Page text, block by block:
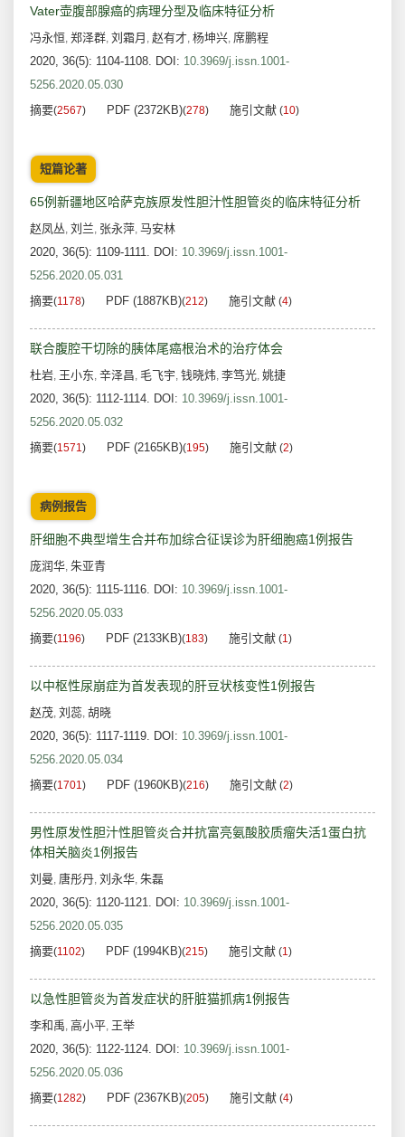
Vater壶腹部腺癌的病理分型及临床特征分析
冯永恒, 郑泽群, 刘霜月 , 赵有才, 杨坤兴, 席鹏程
2020, 36(5): 1104-1108. DOI: 10.3969/j.issn.1001-
5256.2020.05.030
摘要(2567) PDF (2372KB)(278) 施引文献 (10)
短篇论著
65例新疆地区哈萨克族原发性胆汁性胆管炎的临床特征分析
赵凤丛, 刘兰, 张永萍, 马安林
2020, 36(5): 1109-1111. DOI: 10.3969/j.issn.1001-
5256.2020.05.031
摘要(1178) PDF (1887KB)(212) 施引文献 (4)
联合腹腔干切除的胰体尾癌根治术的治疗体会
杜岩, 王小东, 辛泽昌, 毛飞宇, 钱晓炜, 李笃光, 姚捷
2020, 36(5): 1112-1114. DOI: 10.3969/j.issn.1001-
5256.2020.05.032
摘要(1571) PDF (2165KB)(195) 施引文献 (2)
病例报告
肝细胞不典型增生合并布加综合征误诊为肝细胞癌1例报告
庞润华, 朱亚青
2020, 36(5): 1115-1116. DOI: 10.3969/j.issn.1001-
5256.2020.05.033
摘要(1196) PDF (2133KB)(183) 施引文献 (1)
以中枢性尿崩症为首发表现的肝豆状核变性1例报告
赵茂, 刘蕊, 胡晓
2020, 36(5): 1117-1119. DOI: 10.3969/j.issn.1001-
5256.2020.05.034
摘要(1701) PDF (1960KB)(216) 施引文献 (2)
男性原发性胆汁性胆管炎合并抗富亮氨酸胶质瘤失活1蛋白抗
体相关脑炎1例报告
刘曼, 唐彤丹, 刘永华, 朱磊
2020, 36(5): 1120-1121. DOI: 10.3969/j.issn.1001-
5256.2020.05.035
摘要(1102) PDF (1994KB)(215) 施引文献 (1)
以急性胆管炎为首发症状的肝脏猫抓病1例报告
李和禹, 高小平, 王举
2020, 36(5): 1122-1124. DOI: 10.3969/j.issn.1001-
5256.2020.05.036
摘要(1282) PDF (2367KB)(205) 施引文献 (4)